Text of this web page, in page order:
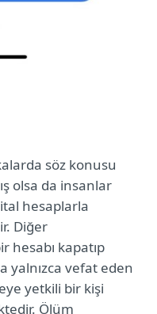
söz konusu
olsa da insanlar
hesaplarla
Diğer
hesabı kapatıp
yalnızca vefat eden
yetkili bir kişi
Ölüm